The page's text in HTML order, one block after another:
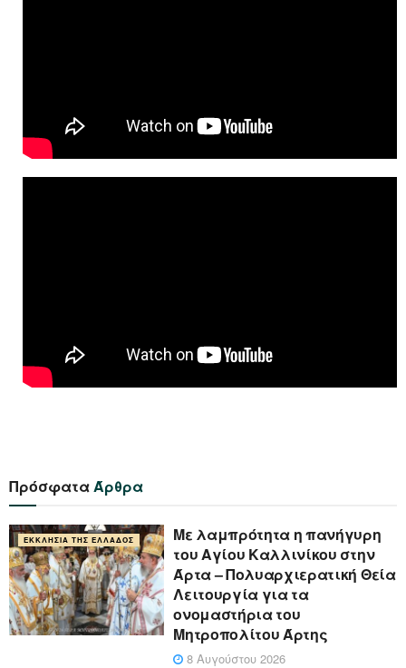
ΠρόσφαταΆρθρα
ΕΚΚΛΗΣΊΑ ΤΗΣ ΕΛΛΆΔΟΣ
Με λαμπρότητα η πανήγυρη
του Αγίου Καλλινίκου στην
Άρτα – Πολυαρχιερατική Θεία
Λειτουργία για τα
ονομαστήρια του
Μητροπολίτου Άρτης
8 Αυγούστου 2026